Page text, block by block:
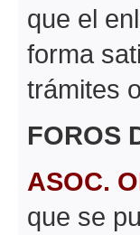
que el
forma
trámites
FOROS
ASOC.
que se